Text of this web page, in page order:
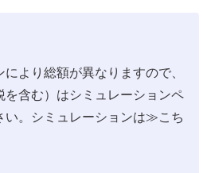
より総額が異なりますので、
を含む）はシミュレーションペ
い。シミュレーションは≫こち